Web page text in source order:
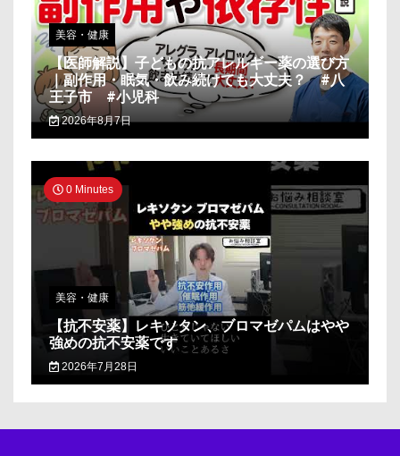
美容・健康
【医師解説】子どもの抗アレルギー薬の選び方
｜副作用・眠気・飲み続けても大丈夫？ #八
王子市 #小児科
2026年8月7日
0 Minutes
美容・健康
【抗不安薬】レキソタン、ブロマゼパムはやや
強めの抗不安薬です
2026年7月28日